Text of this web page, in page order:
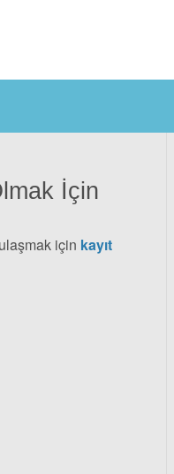
İçin
için kayıt